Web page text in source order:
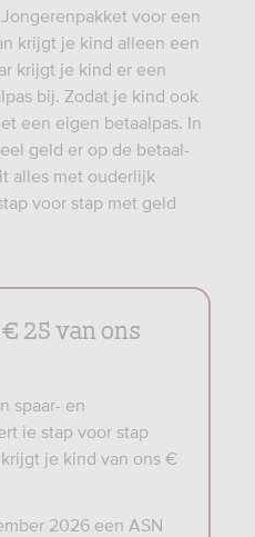
voor een
krijgt je kind alleen een
krijgt je kind er een
bij. Zodat je kind ook
een eigen betaalpas. In
geld er op de betaal-
alles met ouderlijk
voor stap met geld
25 van ons
spaar- en
ie stap voor stap
je kind van ons €
2026 een ASN